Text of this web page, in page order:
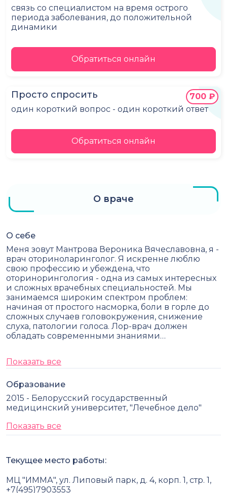
связь со специалистом на время острого
периода заболевания, до положительной
динамики
Обратиться онлайн
Просто спросить
один короткий вопрос - один короткий ответ
700 ₽
Обратиться онлайн
О враче
О себе
Меня зовут Мантрова Вероника Вячеславовна, я -
врач оториноларинголог. Я искренне люблю
свою профессию и убеждена, что
оторинорингология - одна из самых интересных
и сложных врачебных специальностей. Мы
занимаемся широким спектром проблем:
начиная от простого насморка, боли в горле до
сложных случаев головокружения, снижение
слуха, патологии голоса. Лор-врач должен
обладать современными знаниями…
Показать все
Образование
2015 - Белорусский государственный
медицинский университет, "Лечебное дело"
Показать все
Текущее место работы:
МЦ "ИММА", ул. Липовый парк, д. 4, корп. 1, стр. 1,
+7(495)7903553